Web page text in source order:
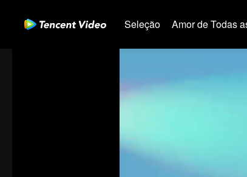
Seleção Amor de Todas